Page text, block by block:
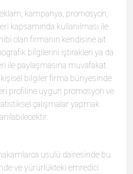
kampanya, promosyon,
kapsamında kullanılması ile
olan firmanın kendisine ait
bilgilerini iştirakleri ya da
ile paylaşmasına muvafakat
bilgiler firma bünyesinde
profiline uygun promosyon ve
çalışmalar yapmak
usulü dairesinde bu
ve yürürlükteki emredici